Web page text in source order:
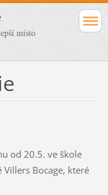
místo
od 20.5. ve škole
Bocage, které